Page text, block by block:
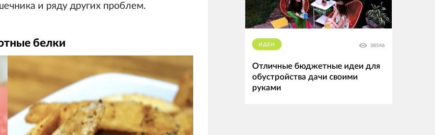
и ряду других проблем.
белки ИДЕИ 38546
Отличные бюджетные идеи для
обустройства дачи своими
руками